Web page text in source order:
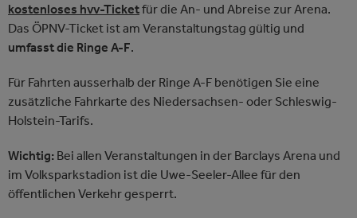
kostenloses hvv-Ticketfür die An- und Abreise zur Arena.
Das ÖPNV-Ticket ist am Veranstaltungstag gültig und
umfasst die Ringe A-F.
Für Fahrten ausserhalb der Ringe A-F benötigen Sie eine
zusätzliche Fahrkarte des Niedersachsen- oder Schleswig-
Holstein-Tarifs.
Wichtig: Bei allen Veranstaltungen in der Barclays Arena und
im Volksparkstadion ist die Uwe-Seeler-Allee für den
öffentlichen Verkehr gesperrt.